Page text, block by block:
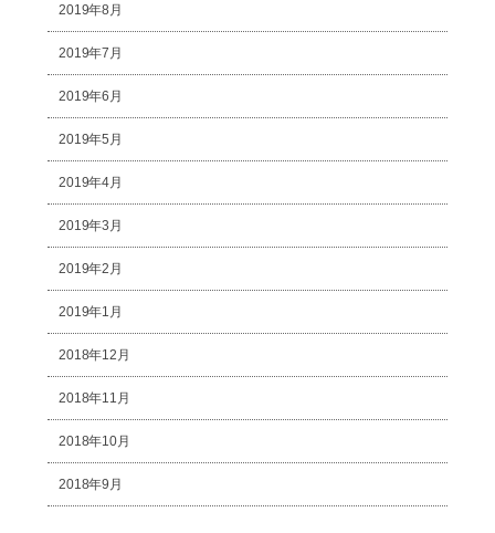
2019年8月
2019年7月
2019年6月
2019年5月
2019年4月
2019年3月
2019年2月
2019年1月
2018年12月
2018年11月
2018年10月
2018年9月